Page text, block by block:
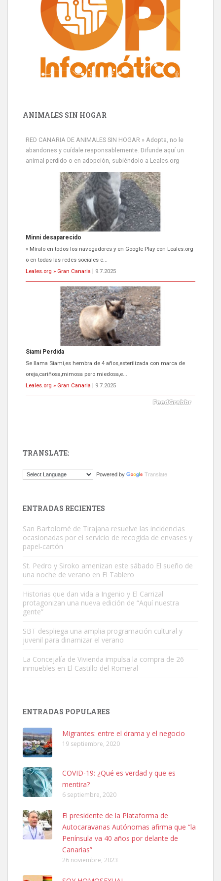
ANIMALES SIN HOGAR
RED CANARIA DE ANIMALES SIN HOGAR » Adopta, no le
abandones y cuídale responsablemente. Difunde aquí un
animal perdido o en adopción, subiéndolo a Leales.org
Siami Perdida
Se llama Siami,es hembra de 4 años,esterilizada con marca de
oreja,cariñosa,mimosa pero miedosa,e...
Leales.org » Gran Canaria
9.7.2025
ADOPCIÓN URGENTE GATA TEROR GRAN CANARIA
El ayuntamiento se va a llevar a Los Gatos callejeros de la zona los
próximos días, ella incluida...
Leales.org » Gran Canaria
9.7.2025
Este gato macho ha aparecido en la calle hace menos de un mes,
Busco adopción responsable para mi perra. Pastor alemán,
hembra, 4 años. Por motivos personales ...
Leales.org » Gran Canaria
Leales.org » Gran Canaria
Ninfa perdida
El día 5 se los perdió una ninfa papillera, asustada tiene miedo a la
calle, se perdió por la zon...
Leales.org » Gran Canaria
6.7.2025
TRANSLATE:
Powered by Translate
ENTRADAS RECIENTES
San Bartolomé de Tirajana resuelve las incidencias
ocasionadas por el servicio de recogida de envases y
papel-cartón
St. Pedro y Siroko amenizan este sábado El sueño de
una noche de verano en El Tablero
Historias que dan vida a Ingenio y El Carrizal
protagonizan una nueva edición de “Aquí nuestra
gente”
SBT despliega una amplia programación cultural y
juvenil para dinamizar el verano
La Concejalía de Vivienda impulsa la compra de 26
inmuebles en El Castillo del Romeral
ENTRADAS POPULARES
Migrantes: entre el drama y el negocio
19 septiembre, 2020
COVID-19: ¿Qué es verdad y que es
mentira?
6 septiembre, 2020
El presidente de la Plataforma de
Autocaravanas Autónomas afirma que “la
Península va 40 años por delante de
Canarias”
26 noviembre, 2023